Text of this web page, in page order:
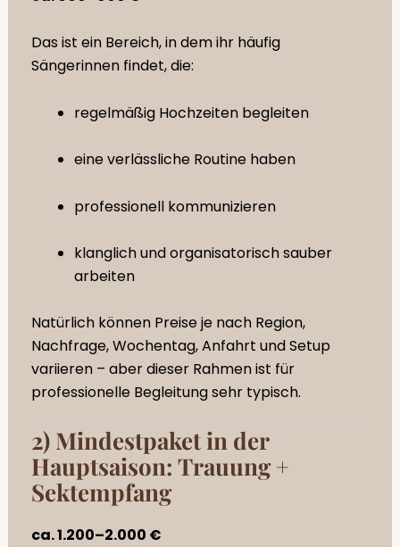
Das ist ein Bereich, in dem ihr häufig
Sängerinnen findet, die:
regelmäßig Hochzeiten begleiten
eine verlässliche Routine haben
professionell kommunizieren
klanglich und organisatorisch sauber
arbeiten
Natürlich können Preise je nach Region,
Nachfrage, Wochentag, Anfahrt und Setup
variieren – aber dieser Rahmen ist für
professionelle Begleitung sehr typisch.
2) Mindestpaket in der
Hauptsaison: Trauung +
Sektempfang
ca. 1.200–2.000 €